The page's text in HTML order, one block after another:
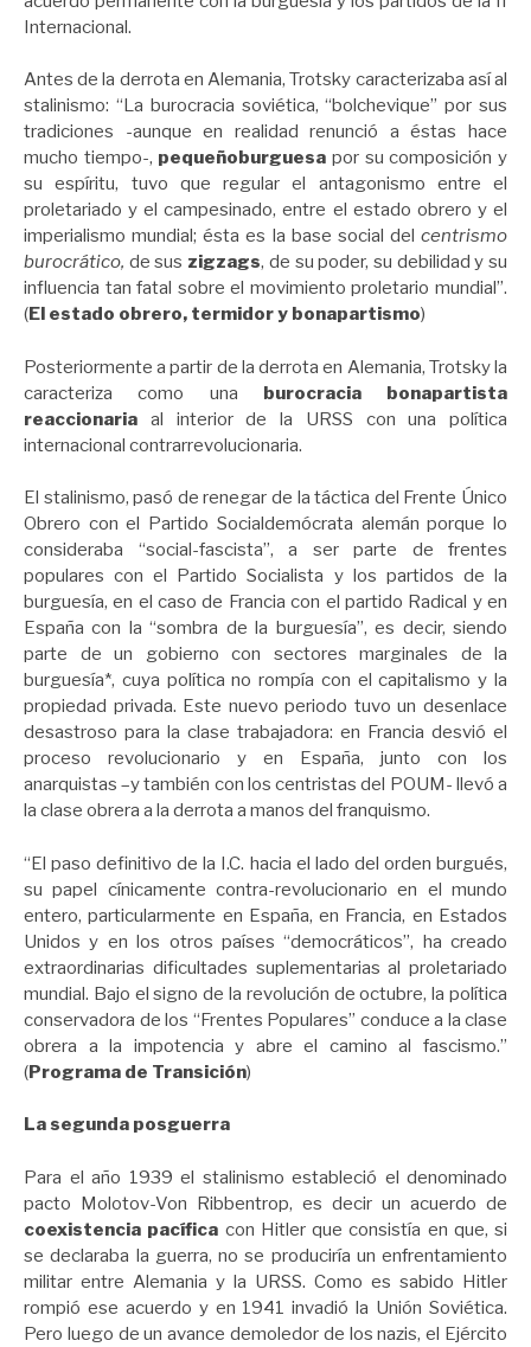
Internacional.
Antes de la derrota en Alemania, Trotsky caracterizaba así al
stalinismo: “La burocracia soviética, “bolchevique” por sus
tradiciones -aunque en realidad renunció a éstas hace
mucho tiempo-, pequeñoburguesa por su composición y
su espíritu, tuvo que regular el antagonismo entre el
proletariado y el campesinado, entre el estado obrero y el
imperialismo mundial; ésta es la base social del centrismo
burocrático, de sus zigzags, de su poder, su debilidad y su
influencia tan fatal sobre el movimiento proletario mundial”.
(El estado obrero, termidor y bonapartismo)
Posteriormente a partir de la derrota en Alemania, Trotsky la
caracteriza como una burocracia bonapartista
reaccionaria al interior de la URSS con una política
internacional contrarrevolucionaria.
El stalinismo, pasó de renegar de la táctica del Frente Único
Obrero con el Partido Socialdemócrata alemán porque lo
consideraba “social-fascista”, a ser parte de frentes
populares con el Partido Socialista y los partidos de la
burguesía, en el caso de Francia con el partido Radical y en
España con la “sombra de la burguesía”, es decir, siendo
parte de un gobierno con sectores marginales de la
burguesía*, cuya política no rompía con el capitalismo y la
propiedad privada. Este nuevo periodo tuvo un desenlace
desastroso para la clase trabajadora: en Francia desvió el
proceso revolucionario y en España, junto con los
anarquistas –y también con los centristas del POUM- llevó a
la clase obrera a la derrota a manos del franquismo.
“El paso definitivo de la I.C. hacia el lado del orden burgués,
su papel cínicamente contra-revolucionario en el mundo
entero, particularmente en España, en Francia, en Estados
Unidos y en los otros países “democráticos”, ha creado
extraordinarias dificultades suplementarias al proletariado
mundial. Bajo el signo de la revolución de octubre, la política
conservadora de los “Frentes Populares” conduce a la clase
obrera a la impotencia y abre el camino al fascismo.”
(Programa de Transición)
La segunda posguerra
Para el año 1939 el stalinismo estableció el denominado
pacto Molotov-Von Ribbentrop, es decir un acuerdo de
coexistencia pacífica con Hitler que consistía en que, si
se declaraba la guerra, no se produciría un enfrentamiento
militar entre Alemania y la URSS. Como es sabido Hitler
rompió ese acuerdo y en 1941 invadió la Unión Soviética.
Pero luego de un avance demoledor de los nazis, el Ejército